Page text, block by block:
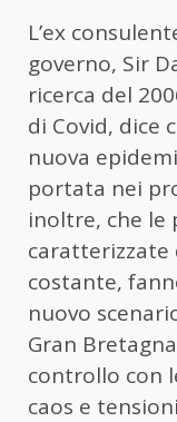
L’ex
governo, Sir
ricerca del
di Covid, dice
nuova
portata nei
inoltre, che le
caratterizzate
costante,
nuovo
Gran
controllo con
caos e